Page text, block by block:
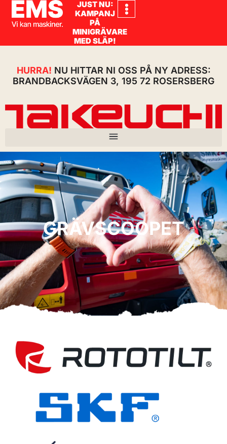
JUST NU:
KAMPANJ
PÅ
MINIGRÄVARE
MED SLÄP!
HURRA! NU HITTAR NI OSS PÅ NY ADRESS:
BRANDBACKSVÄGEN 3, 195 72 ROSERSBERG
GRÄVSCOOPET